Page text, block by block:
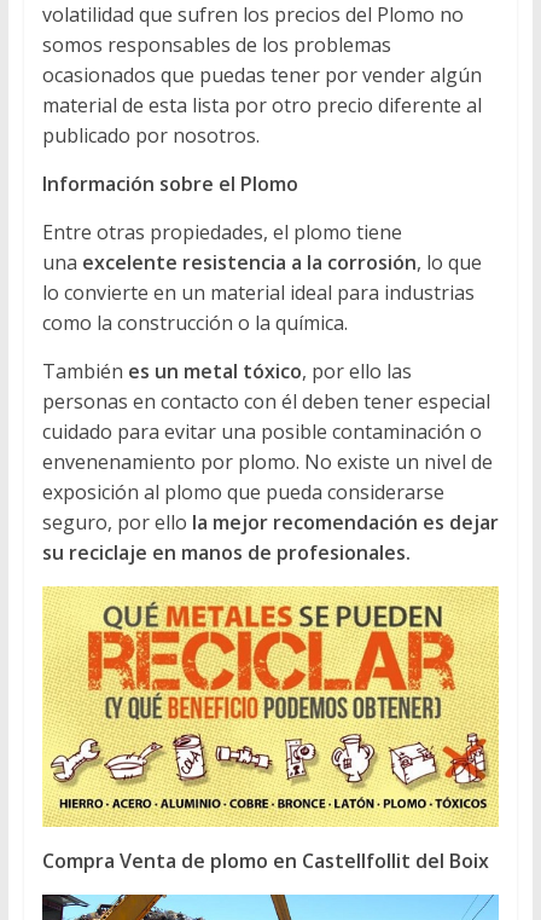
volatilidad que sufren los precios del Plomo no
somos responsables de los problemas
ocasionados que puedas tener por vender algún
material de esta lista por otro precio diferente al
publicado por nosotros.
Información sobre el Plomo
Entre otras propiedades, el plomo tiene
una excelente resistencia a la corrosión, lo que
lo convierte en un material ideal para industrias
como la construcción o la química.
También es un metal tóxico, por ello las
personas en contacto con él deben tener especial
cuidado para evitar una posible contaminación o
envenenamiento por plomo. No existe un nivel de
exposición al plomo que pueda considerarse
seguro, por ello la mejor recomendación es dejar
su reciclaje en manos de profesionales.
Compra Venta de plomo en Castellfollit del Boix